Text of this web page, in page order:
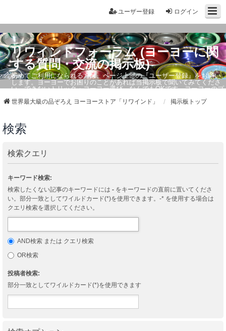
ログイン
ユーザー登録
リワインドフォーラム (ヨーヨーに関
する質問・交流の掲示板)
初めてご利用になられる方は、ページ上部の『ユーザー登録』をお願い
します。ヨーヨーでお困りのことがあれば当掲示板で聞いてみてくださ
い。できないトリック・ヨーヨー選び、なんでもOKです。ヨーヨーのプ
世界最大級の品ぞろえ ヨーヨーストア「リワインド」 掲示板トップ
検索
検索クエリ
キーワード検索:
検索したくない記事のキーワードには - をキーワードの直前に置いてくださ
い。部分一致としてワイルドカード(*)を使用できます。-* を使用する場合は
クエリ検索を選択してください。
AND検索 または クエリ検索
OR検索
投稿者検索:
部分一致としてワイルドカード(*)を使用できます